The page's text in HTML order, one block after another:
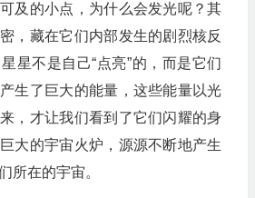
及的小点，为什么会发光呢？其
，藏在它们内部发生的剧烈核反
星不是自己“点亮”的，而是它们
生了巨大的能量，这些能量以光
，才让我们看到了它们闪耀的身
大的宇宙火炉，源源不断地产生
所在的宇宙。